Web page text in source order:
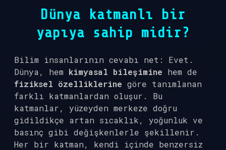
Dünya katmanlı bir
yapıya sahip midir?
Bilim insanlarının cevabı net: Evet.
Dünya, hem kimyasal bileşimine hem de
fiziksel özelliklerine göre tanımlanan
farklı katmanlardan oluşur. Bu
katmanlar, yüzeyden merkeze doğru
gidildikçe artan sıcaklık, yoğunluk ve
basınç gibi değişkenlerle şekillenir.
Her bir katman, kendi içinde benzersiz